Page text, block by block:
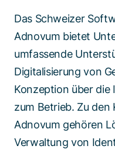
Das Schweizer
Adnovum bietet
umfassende
Digitalisierung von
Konzeption über die
zum Betrieb. Zu
Adnovum gehören
Verwaltung von